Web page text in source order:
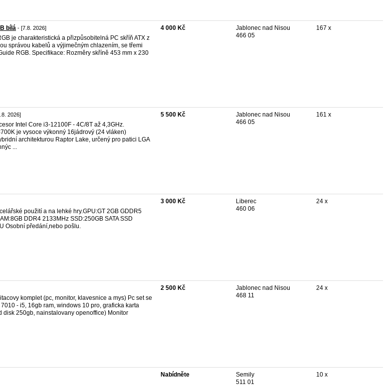
bílá - [7.8. 2026]
je charakteristická a přizpůsobitelná PC skříň ATX z
správou kabelů a výjimečným chlazením, se třemi
RGB. Specifikace: Rozměry skříně 453 mm x 230
4 000 Kč
Jablonec nad Nisou
466 05
167 x
2026]
Intel Core i3-12100F - 4C/8T až 4,3GHz.
je vysoce výkonný 16jádrový (24 vláken)
architekturou Raptor Lake, určený pro patici LGA
...
5 500 Kč
Jablonec nad Nisou
466 05
161 x
použití a na lehké hry.GPU:GT 2GB GDDR5
DDR4 2133MHz SSD:250GB SATA SSD
Osobní předání,nebo pošlu.
3 000 Kč
Liberec
460 06
24 x
komplet (pc, monitor, klavesnice a mys) Pc set se
- i5, 16gb ram, windows 10 pro, graficka karta
disk 250gb, nainstalovany openoffice) Monitor
2 500 Kč
Jablonec nad Nisou
468 11
24 x
Nabídněte
Semily
511 01
10 x